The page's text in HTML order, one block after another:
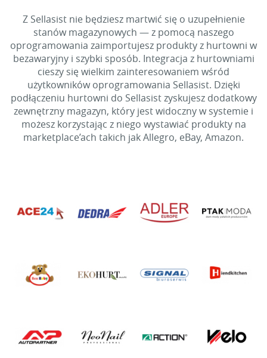
Z Sellasist nie będziesz martwić się o uzupełnienie
stanów magazynowych — z pomocą naszego
oprogramowania zaimportujesz produkty z hurtowni w
bezawaryjny i szybki sposób. Integracja z hurtowniami
cieszy się wielkim zainteresowaniem wśród
użytkowników oprogramowania Sellasist. Dzięki
podłączeniu hurtowni do Sellasist zyskujesz dodatkowy
zewnętrzny magazyn, który jest widoczny w systemie i
możesz korzystając z niego wystawiać produkty na
marketplace’ach takich jak Allegro, eBay, Amazon.